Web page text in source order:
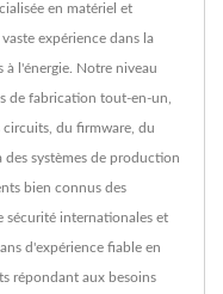
en matériel et
expérience dans la
l'énergie. Notre niveau
de fabrication tout-en-un,
du firmware, du
systèmes de production
bien connus des
sécurité internationales et
d'expérience fiable en
répondant aux besoins